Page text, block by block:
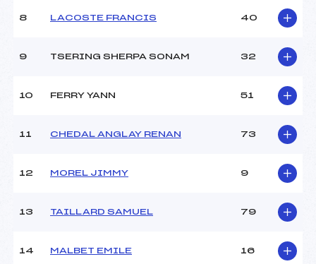
Ouvreurs C :
BARNOIN (SA)
12H30
BAL (SA)
Ouvreurs B :
MEYER BISCH (SA)
Ouvreurs D :
8 LACOSTE FRANCIS 40
9 TSERING SHERPA SONAM 32
10 FERRY YANN 51
11 CHEDAL ANGLAY RENAN 73
12 MOREL JIMMY 9
13 TAILLARD SAMUEL 79
14 MALBET EMILE 16